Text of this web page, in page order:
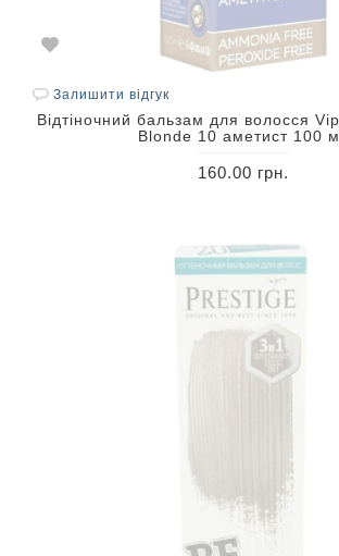
Залишити відгук
Відтіночний бальзам для волосся
Blonde 10 аметист 100
160.00 грн.